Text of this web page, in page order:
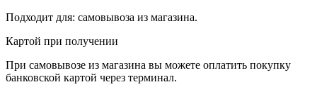
Подходит для: самовывоза из магазина.
Картой при получении
При самовывозе из магазина вы можете оплатить покупку
банковской картой через терминал.